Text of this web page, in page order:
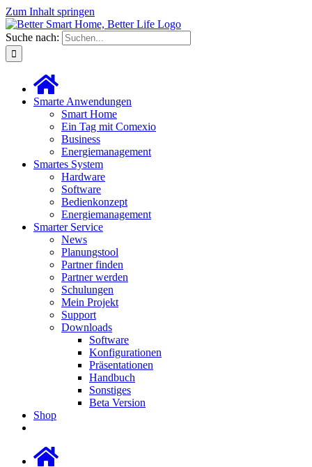
Zum Inhalt springen
Suche nach:
Smarte Anwendungen
Smart Home
Ein Tag mit Comexio
Business
Energiemanagement
Smartes System
Hardware
Software
Bedienkonzept
Energiemanagement
Smarter Service
News
Planungstool
Partner finden
Partner werden
Schulungen
Mein Projekt
Support
Downloads
Software
Konfigurationen
Präsentationen
Handbuch
Sonstiges
Beta Version
Shop